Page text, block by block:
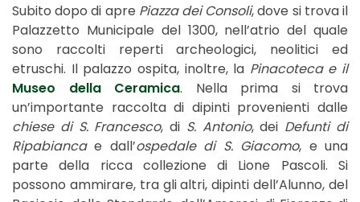
Subito dopo di apre Piazza dei Consoli, dove si trova il
Palazzetto Municipale del 1300, nell’atrio del quale
sono raccolti reperti archeologici, neolitici ed
etruschi. Il palazzo ospita, inoltre, la Pinacoteca e il
Museo della Ceramica. Nella prima si trova
un’importante raccolta di dipinti provenienti dalle
chiese di S. Francesco, di S. Antonio, dei Defunti di
Ripabiancae dall’ospedale di S. Giacomo, e una
parte della ricca collezione di Lione Pascoli. Si
possono ammirare, tra gli altri, dipinti dell’Alunno, del